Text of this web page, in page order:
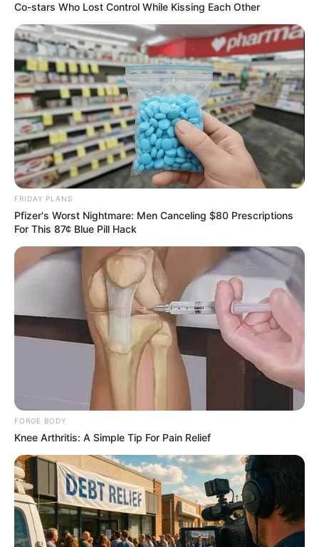
ราศีพฤษภ
ความรัก: คนโสด โสดต่อไปคือคำตอบที่ดีที่สุด ส่วนคนไม่
โสด รู้สึกโดดเดี่ยวมีความรักก็เหมือนอยู่ลำพัง ทำให้
น้อยใจ เครียด
Co-stars Who Lost Control While Kissing Each Other
FRIDAY PLANS
Pfizer's Worst Nightmare: Men Canceling $80 Prescriptions
For This 87¢ Blue Pill Hack
FORGE BODY
Knee Arthritis: A Simple Tip For Pain Relief